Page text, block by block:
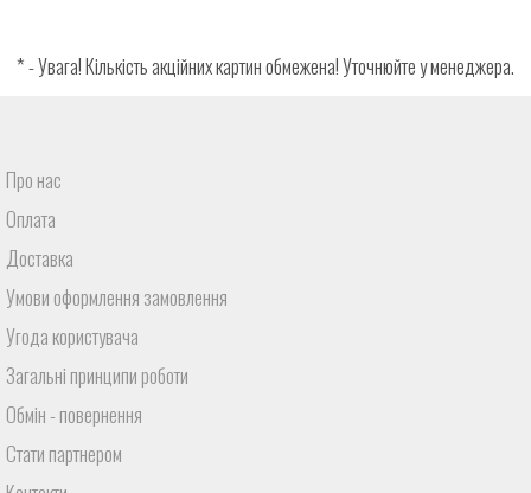
* - Увага! Кількість акційних картин обмежена! Уточнюйте у менеджера.
Про нас
Оплата
Доставка
Умови оформлення замовлення
Угода користувача
Загальні принципи роботи
Обмін - повернення
Стати партнером